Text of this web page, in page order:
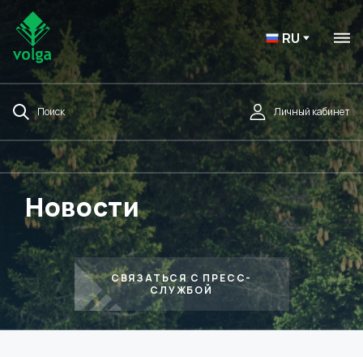
RU
Поиск Личный кабинет
Новости
СВЯЗАТЬСЯ С ПРЕСС-
СЛУЖБОЙ